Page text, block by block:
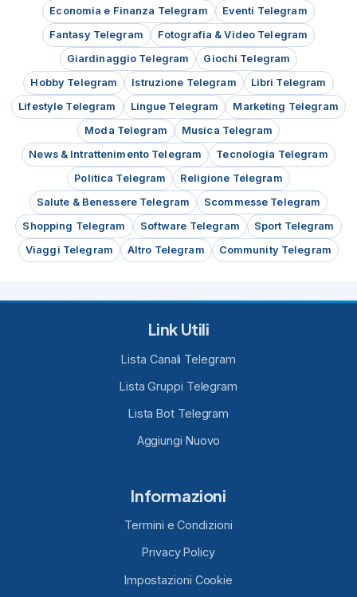
Economia e Finanza Telegram
Eventi Telegram
Fantasy Telegram
Fotografia & Video Telegram
Giardinaggio Telegram
Giochi Telegram
Hobby Telegram
Istruzione Telegram
Libri Telegram
Lifestyle Telegram
Lingue Telegram
Marketing Telegram
Moda Telegram
Musica Telegram
News & Intrattenimento Telegram
Tecnologia Telegram
Politica Telegram
Religione Telegram
Salute & Benessere Telegram
Scommesse Telegram
Shopping Telegram
Software Telegram
Sport Telegram
Viaggi Telegram
Altro Telegram Community Telegram
Link Utili
Lista Canali Telegram
Lista Gruppi Telegram
Lista Bot Telegram
Aggiungi Nuovo
Informazioni
Termini e Condizioni
Privacy Policy
Impostazioni Cookie